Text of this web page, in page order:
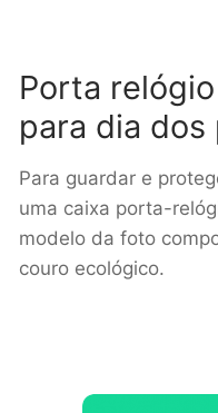
Porta
para dia dos
Para guardar e
uma caixa porta-
modelo da foto
couro ecológico.